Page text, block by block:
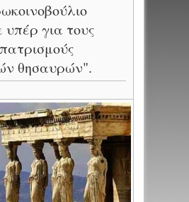
υπέρ για τους
θησαυρών".